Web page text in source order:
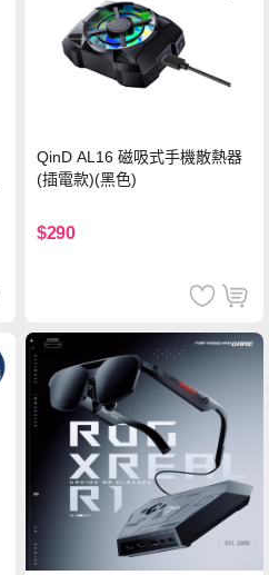
QinD AL16 磁吸式手機散熱器
(插電款)(黑色)
$290